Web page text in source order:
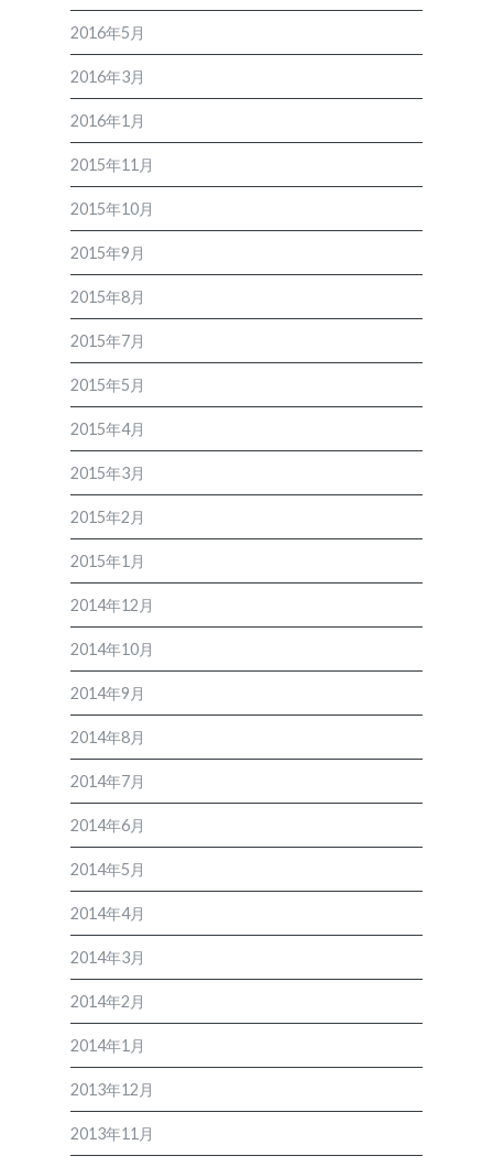
2016年5月
2016年3月
2016年1月
2015年11月
2015年10月
2015年9月
2015年8月
2015年7月
2015年5月
2015年4月
2015年3月
2015年2月
2015年1月
2014年12月
2014年10月
2014年9月
2014年8月
2014年7月
2014年6月
2014年5月
2014年4月
2014年3月
2014年2月
2014年1月
2013年12月
2013年11月